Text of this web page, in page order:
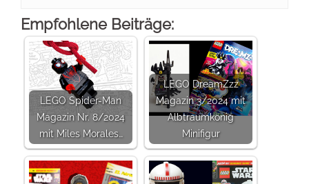
Empfohlene Beiträge:
LEGO Spider-Man
Magazin Nr. 8/2024
mit Miles Morales…
LEGO DreamZzz
Magazin 3/2024 mit
Albtraumkönig
Minifigur